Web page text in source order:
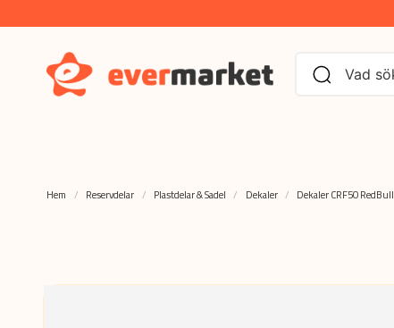
Hem Reservdelar Plastdelar & Sadel Dekaler Dekaler CRF50 RedBull